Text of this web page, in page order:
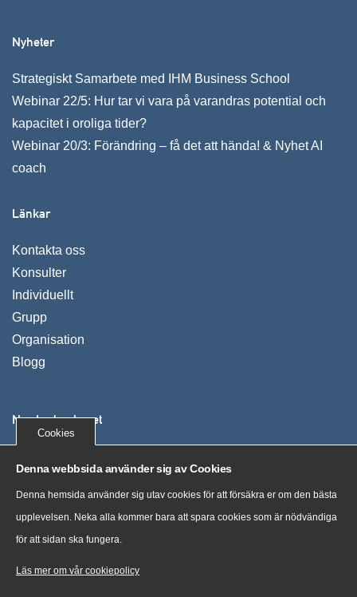
Nyheter
Strategiskt Samarbete med IHM Business School
Webinar 22/5: Hur tar vi vara på varandras potential och
kapacitet i oroliga tider?
Webinar 20/3: Förändring – få det att hända! & Nyhet AI
coach
Länkar
Kontakta oss
Konsulter
Individuellt
Grupp
Organisation
Blogg
Nya Ledarskapet
kunder växer, uppnår mer och mår bra genom tydliga
processer och nya sätt att tänka.
“Training costs money. But then so does ignorance.” Sir
Claus Moser, scientist
Cookies
Denna webbsida använder sig av Cookies
Denna hemsida använder sig utav cookies för att försäkra er om den bästa
upplevelsen. Neka alla kommer bara att spara cookies som är nödvändiga
för att sidan ska fungera.
Läs mer om vår cookiepolicy